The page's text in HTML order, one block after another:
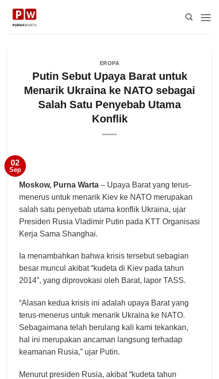
EROPA
Putin Sebut Upaya Barat untuk
Menarik Ukraina ke NATO sebagai
Salah Satu Penyebab Utama
Konflik
02
Sep
Moskow, Purna Warta – Upaya Barat yang terus-
menerus untuk menarik Kiev ke NATO merupakan
salah satu penyebab utama konflik Ukraina, ujar
Presiden Rusia Vladimir Putin pada KTT Organisasi
Kerja Sama Shanghai.
Ia menambahkan bahwa krisis tersebut sebagian
besar muncul akibat “kudeta di Kiev pada tahun
2014”, yang diprovokasi oleh Barat, lapor TASS.
“Alasan kedua krisis ini adalah upaya Barat yang
terus-menerus untuk menarik Ukraina ke NATO.
Sebagaimana telah berulang kali kami tekankan,
hal ini merupakan ancaman langsung terhadap
keamanan Rusia,” ujar Putin.
Menurut presiden Rusia, akibat “kudeta tahun